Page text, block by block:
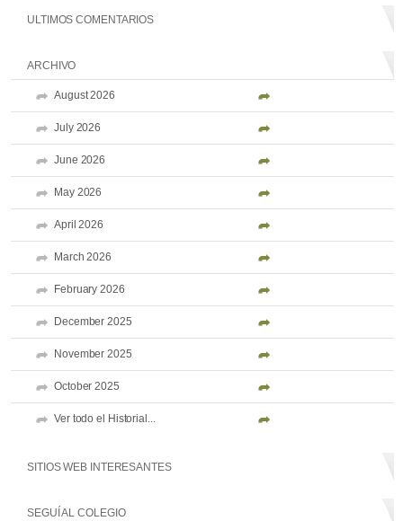
ULTIMOS COMENTARIOS
ARCHIVO
August 2026
July 2026
June 2026
May 2026
April 2026
March 2026
February 2026
December 2025
November 2025
October 2025
Ver todo el Historial...
SITIOS WEB INTERESANTES
SEGUÍ AL COLEGIO